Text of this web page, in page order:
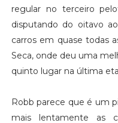
regular no terceiro
disputando do oitavo
carros em quase todas
Seca, onde deu uma
quinto lugar na última
Robb parece que é um
mais lentamente as